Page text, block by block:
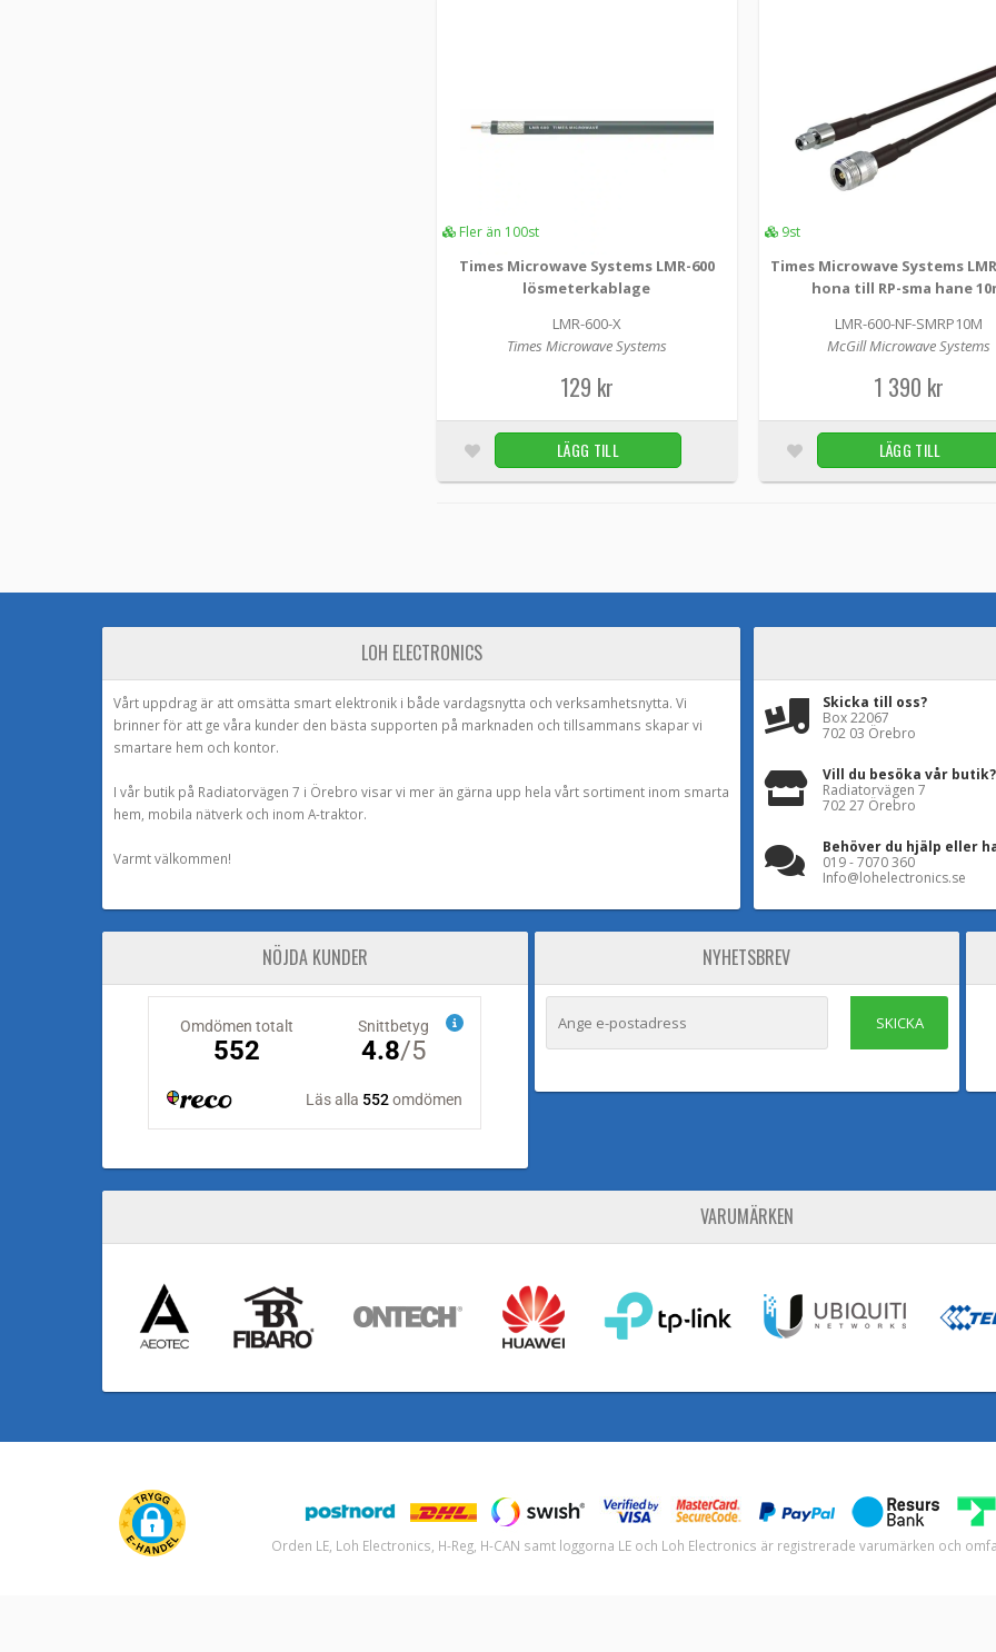
Times Microwave Systems LMR-400 N-
McGill Microwave Systems
McGill Microwave Systems producerad LMR-
högkvalitativ original Times Microwave LMR-
Times Microwave Systems LMR-400 N-
McGill Microwave Systems
högkvalitativ original Times Microwave LMR-400
790 kr
Times Microwave Systems LMR-600 N-
McGill Microwave Systems producerad LMR-
Times Microwave Systems LMR-900
LMR-900-DB-X -Times Microwave Systems
LMR-900-DB Söker du kablage i anpassad
399 kr
Fler än 100st
Times Microwave Systems LMR-600
lösmeterkablage
LMR-600-X
Times Microwave Systems
129 kr
LÄGG TILL
9st
Times Microwave Systems
hona till RP-sma hane
LMR-600-NF-SMRP10M
McGill Microwave Systems
1 390 kr
LÄGG TILL
LOH ELECTRONICS
Vårt uppdrag är att omsätta smart elektronik i både vardagsnytta och verksamhetsnytta. Vi
brinner för att ge våra kunder den bästa supporten på marknaden och tillsammans skapar vi
smartare hem och kontor.
I vår butik på Radiatorvägen 7 i Örebro visar vi mer än gärna upp hela vårt sortiment inom smarta
hem, mobila nätverk och inom A-traktor.
Varmt välkommen!
Skicka till oss?
Box 22067
702 03 Örebro
Vill du besöka vår butik?
Radiatorvägen 7
702 27 Örebro
Behöver du hjälp eller
019 - 7070 360
Info@lohelectronics.se
NÖJDA KUNDER NYHETSBREV
SKICKA
VARUMÄRKEN
Orden LE, Loh Electronics, H-Reg, H-CAN samt loggorna LE och Loh Electronics är registrerade varumärken och